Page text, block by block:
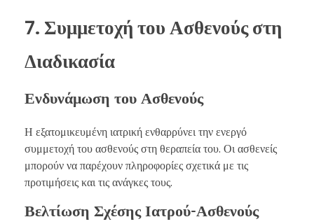
7. Συμμετοχή του Ασθενούς στη
Διαδικασία
Ενδυνάμωση του Ασθενούς
Η εξατομικευμένη ιατρική ενθαρρύνει την ενεργό
συμμετοχή του ασθενούς στη θεραπεία του. Οι ασθενείς
μπορούν να παρέχουν πληροφορίες σχετικά με τις
προτιμήσεις και τις ανάγκες τους.
Βελτίωση Σχέσης Ιατρού-Ασθενούς